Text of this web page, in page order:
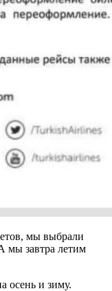
мы выбрали
мы завтра летим
осень и зиму.